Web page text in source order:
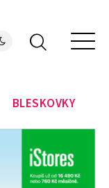
BLESKOVKY